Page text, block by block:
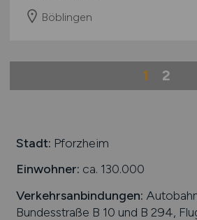
Böblingen
1 2
Stadt: Pforzheim
Einwohner: ca. 130.000
Verkehrsanbindungen:
Bundesstraße B 10 und B 294,